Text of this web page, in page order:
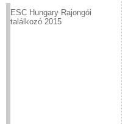
ESC Hungary Rajongói
találkozó 2015